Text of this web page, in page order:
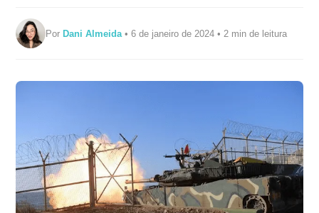
PorDani Almeida • 6 de janeiro de 2024 • 2 min de leitura